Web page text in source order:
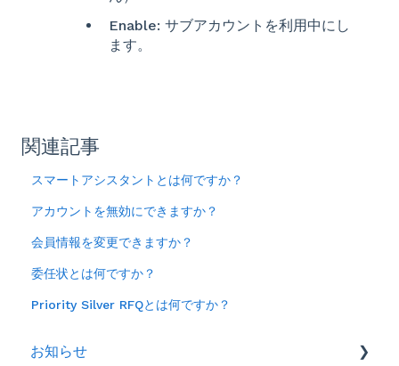
Enable: サブアカウントを利用中にし
ます。
関連記事
スマートアシスタントとは何ですか？
アカウントを無効にできますか？
会員情報を変更できますか？
委任状とは何ですか？
Priority Silver RFQとは何ですか？
お知らせ